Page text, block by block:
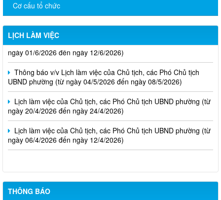
Cơ cấu tổ chức
LỊCH LÀM VIỆC
Lịch làm việc của Chủ tịch, các Phó Chủ tịch UBND phường (từ
ngày 01/6/2026 đến ngày 12/6/2026)
Thông báo v/v Lịch làm việc của Chủ tịch, các Phó Chủ tịch
UBND phường (từ ngày 04/5/2026 đến ngày 08/5/2026)
Lịch làm việc của Chủ tịch, các Phó Chủ tịch UBND phường (từ
ngày 20/4/2026 đến ngày 24/4/2026)
Lịch làm việc của Chủ tịch, các Phó Chủ tịch UBND phường (từ
ngày 06/4/2026 đến ngày 12/4/2026)
THÔNG BÁO
THÔNG BÁO Về việc chủ động ứng phó áp thấp nhiệt đới trên
Biển Đông và các hình thái thời tiết nguy hiểm